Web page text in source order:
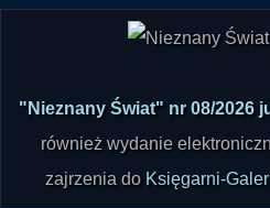
"Nieznany Świat" nr 08/2026
również wydanie
zajrzenia do Księgarni-